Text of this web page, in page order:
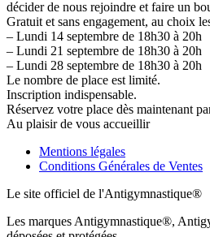
décider de nous rejoindre et faire un
Gratuit et sans engagement, au choix
– Lundi 14 septembre de 18h30 à 20h
– Lundi 21 septembre de 18h30 à 20h
– Lundi 28 septembre de 18h30 à 20h
Le nombre de place est limité.
Inscription indispensable.
Réservez votre place dès maintenant
Au plaisir de vous accueillir
Mentions légales
Conditions Générales de Ventes
Le site officiel de l'Antigymnastique®
Les marques Antigymnastique®,